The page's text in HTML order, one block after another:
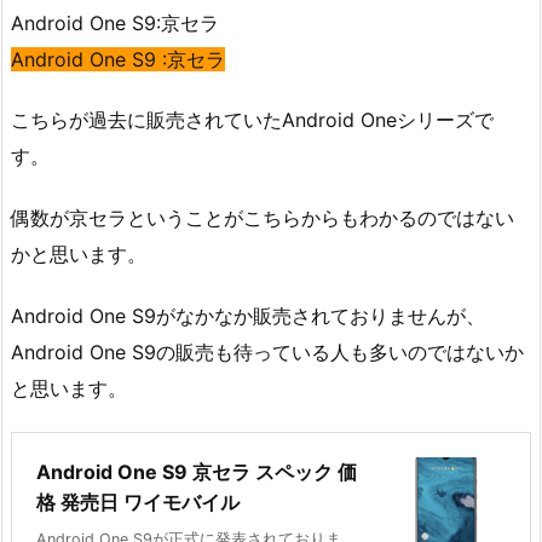
Android One S9:京セラ
Android One S9 :京セラ
こちらが過去に販売されていたAndroid Oneシリーズで
す。
偶数が京セラということがこちらからもわかるのではない
かと思います。
Android One S9がなかなか販売されておりませんが、
Android One S9の販売も待っている人も多いのではないか
と思います。
Android One S9 京セラ スペック 価
格 発売日 ワイモバイル